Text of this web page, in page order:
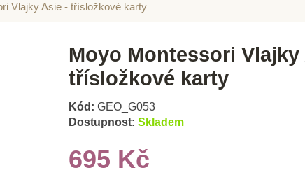
Vlajky Asie - třísložkové karty
Moyo Montessori Vlajky
třísložkové karty
Kód: GEO_G053
Dostupnost: Skladem
695 Kč